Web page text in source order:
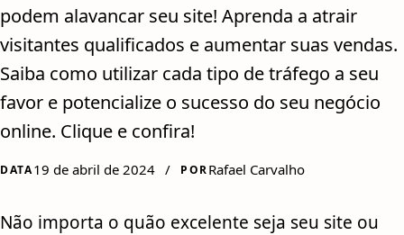
podem alavancar seu site! Aprenda a atrair
visitantes qualificados e aumentar suas vendas.
Saiba como utilizar cada tipo de tráfego a seu
favor e potencialize o sucesso do seu negócio
online. Clique e confira!
DATA19 de abril de 2024 / PORRafael Carvalho
Não importa o quão excelente seja seu site ou